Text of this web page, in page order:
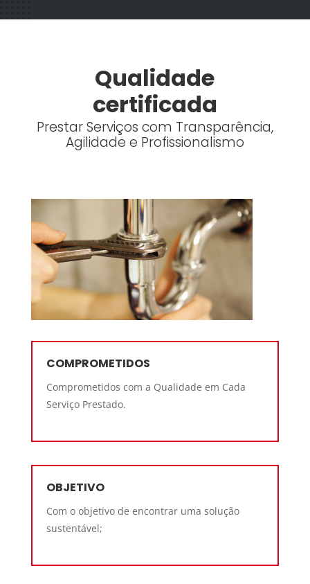
Qualidade
certificada
Prestar Serviços com Transparência,
Agilidade e Profissionalismo
COMPROMETIDOS
Comprometidos com a Qualidade em Cada
Serviço Prestado.
OBJETIVO
Com o objetivo de encontrar uma solução
sustentável;